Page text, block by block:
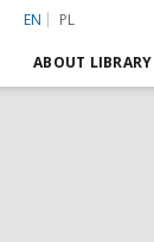
EN PL
ABOUT LIBRARY